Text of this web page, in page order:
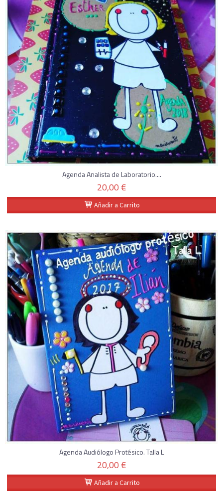
Agenda Analista de Laboratorio....
20,00 €
Añadir a Carrito
Agenda Audiólogo Protésico. Talla L
20,00 €
Añadir a Carrito